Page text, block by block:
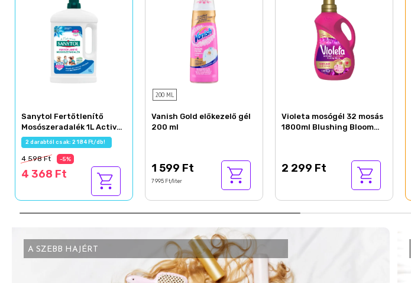
Sanytol Fertőtlenítő
Mosószeradalék 1L Active
Fresh
2 darabtól csak: 2 184 Ft/db!
4 598 Ft -5%
4 368 Ft
200 ML
Vanish Gold előkezelő gél
200 ml
1 599 Ft
7 995 Ft/liter
Violeta mosógél 32 mosás
1800ml Blushing Bloom
2 299 Ft
A SZEBB HAJÉRT